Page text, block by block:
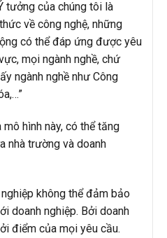
tưởng của chúng tôi là
về công nghệ, những
có thể đáp ứng được yêu
mọi ngành nghề, chứ
ngành nghề như Công
hình này, có thể tăng
nhà trường và doanh
không thể đảm bảo
doanh nghiệp. Bởi doanh
điểm của mọi yêu cầu.